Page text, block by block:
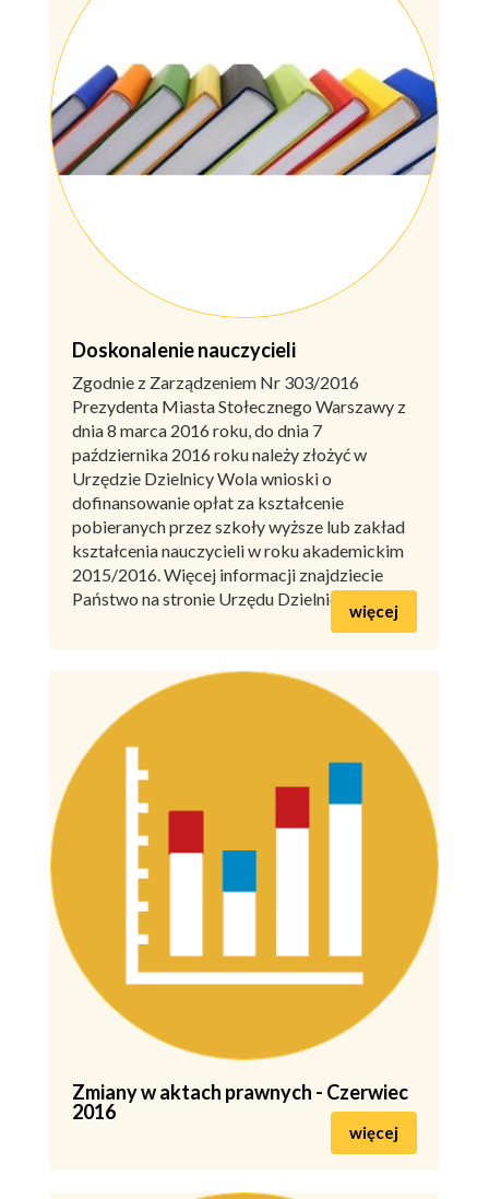
Doskonalenie nauczycieli
Zgodnie z Zarządzeniem Nr 303/2016
Prezydenta Miasta Stołecznego Warszawy z
dnia 8 marca 2016 roku, do dnia 7
października 2016 roku należy złożyć w
Urzędzie Dzielnicy Wola wnioski o
dofinansowanie opłat za kształcenie
pobieranych przez szkoły wyższe lub zakład
kształcenia nauczycieli w roku akademickim
2015/2016. Więcej informacji znajdziecie
Państwo na stronie Urzędu Dzielnicy Wola.
więcej
Zmiany w aktach prawnych - Czerwiec
2016
więcej